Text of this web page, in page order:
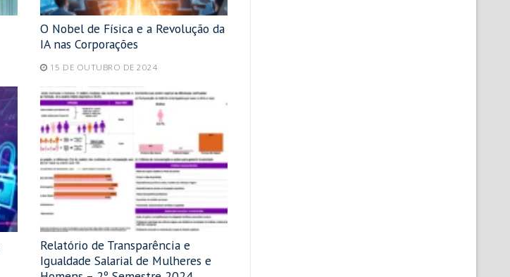
O Nobel de Física e a Revolução da
IA nas Corporações
15 DE OUTUBRO DE 2024
Relatório de Transparência e
Igualdade Salarial de Mulheres e